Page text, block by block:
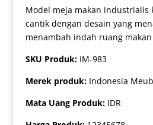
Model meja makan industrialis
cantik dengan desain yang
menambah indah ruang
SKU Produk: IM-983
Merek produk: Indonesia
Mata Uang Produk: IDR